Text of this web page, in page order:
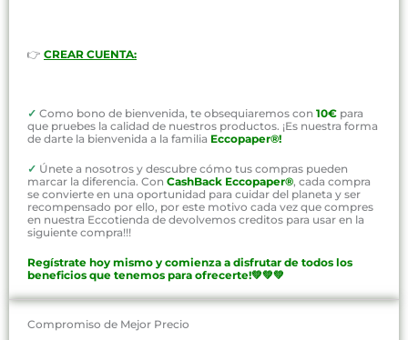
👉 CREAR CUENTA:
✓ Como bono de bienvenida, te obsequiaremos con 10€ para
que pruebes la calidad de nuestros productos. ¡Es nuestra forma
de darte la bienvenida a la familia Eccopaper®!
✓ Únete a nosotros y descubre cómo tus compras pueden
marcar la diferencia. Con CashBack Eccopaper®, cada compra
se convierte en una oportunidad para cuidar del planeta y ser
recompensado por ello, por este motivo cada vez que compres
en nuestra Eccotienda de devolvemos creditos para usar en la
siguiente compra!!!
Regístrate hoy mismo y comienza a disfrutar de todos los
beneficios que tenemos para ofrecerte!💚💚💚
Compromiso de Mejor Precio